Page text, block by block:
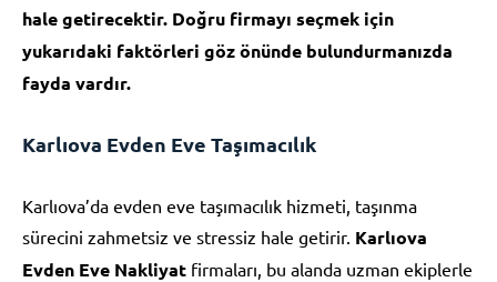
hale getirecektir. Doğru firmayı seçmek için
yukarıdaki faktörleri göz önünde bulundurmanızda
fayda vardır.
Karlıova Evden Eve Taşımacılık
Karlıova’da evden eve taşımacılık hizmeti, taşınma
sürecini zahmetsiz ve stressiz hale getirir. Karlıova
Evden Eve Nakliyat firmaları, bu alanda uzman ekiplerle